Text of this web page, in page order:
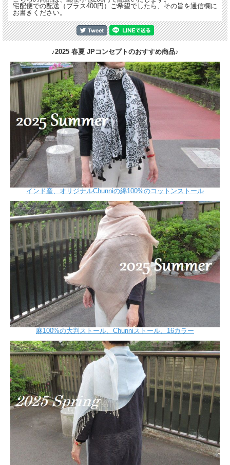
宅配便での配送（プラス400円）ご希望でしたら、その旨を通信欄に
お書きください。
♪2025 春夏 JPコンセプトのおすすめ商品♪
インド産、オリジナルChunniの綿100%のコットンストール
麻100%の大判ストール、Chunniストール、16カラー